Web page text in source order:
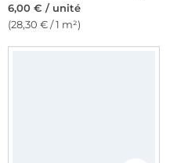
6,00 € / unité
(28,30 € / 1 m²)